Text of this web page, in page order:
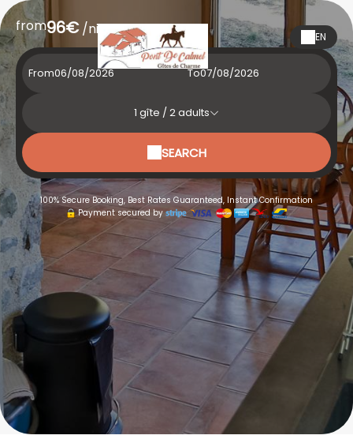
EN
from96€/night
From To
1 gîte /2adults
SEARCH
100% Secure Booking, Best Rates Guaranteed, Instant Confirmation
Payment secured by